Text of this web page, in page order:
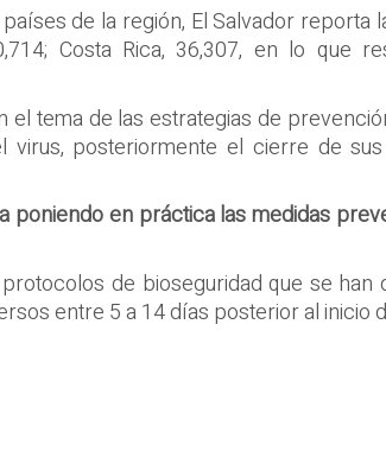
de la región, El Salvador
Costa Rica, 36,307, en lo
el tema de las estrategias de
posteriormente el cierre de
en práctica las medidas
de bioseguridad que se
entre 5 a 14 días posterior al inicio